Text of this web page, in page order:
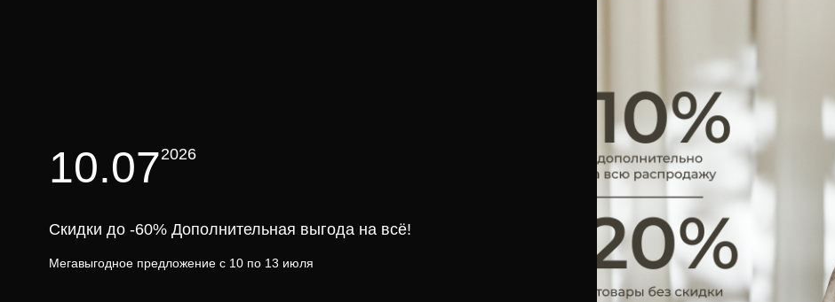
10.072026
Скидки до -60% Дополнительная выгода на всё!
Мегавыгодное предложение с 10 по 13 июля